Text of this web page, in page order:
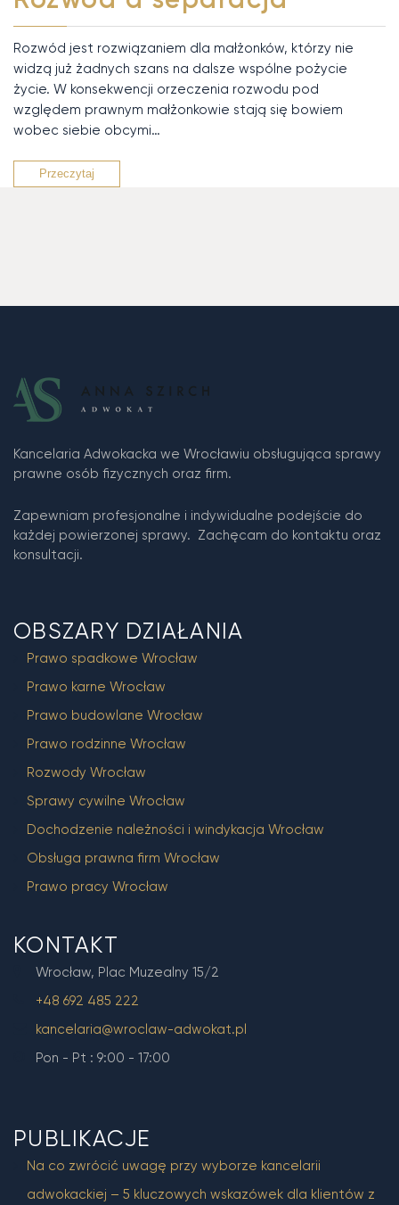
Rozwód jest rozwiązaniem dla małżonków, którzy nie
widzą już żadnych szans na dalsze wspólne pożycie
życie. W konsekwencji orzeczenia rozwodu pod
względem prawnym małżonkowie stają się bowiem
wobec siebie obcymi…
Przeczytaj
Kancelaria Adwokacka we Wrocławiu obsługująca sprawy
prawne osób fizycznych oraz firm.
Zapewniam profesjonalne i indywidualne podejście do
każdej powierzonej sprawy. Zachęcam do kontaktu oraz
konsultacji.
OBSZARY DZIAŁANIA
Prawo spadkowe Wrocław
Prawo karne Wrocław
Prawo budowlane Wrocław
Prawo rodzinne Wrocław
Rozwody Wrocław
Sprawy cywilne Wrocław
Dochodzenie należności i windykacja Wrocław
Obsługa prawna firm Wrocław
Prawo pracy Wrocław
KONTAKT
Wrocław, Plac Muzealny 15/2
+48 692 485 222
kancelaria@wroclaw-adwokat.pl
Pon - Pt : 9:00 - 17:00
PUBLIKACJE
Na co zwrócić uwagę przy wyborze kancelarii
adwokackiej – 5 kluczowych wskazówek dla klientów z